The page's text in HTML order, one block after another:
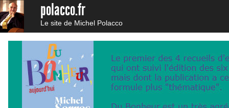
polacco.fr
Le site de Michel Polacco